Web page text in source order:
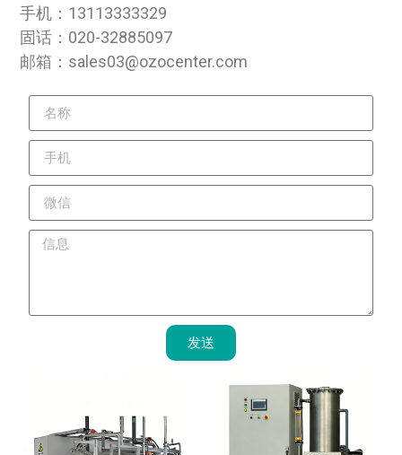
手机：13113333329
固话：020-32885097
邮箱：sales03@ozocenter.com
发送